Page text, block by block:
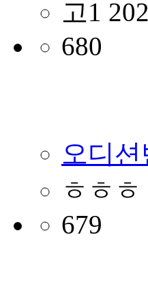
고1
680
오디
ㅎㅎㅎ
679